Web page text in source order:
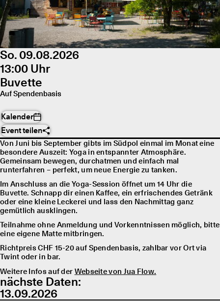
So. 09.08.2026
13:00 Uhr
Buvette
Auf Spendenbasis
Kalender
Event teilen
Von Juni bis September gibts im Südpol einmal im Monat eine
besondere Auszeit: Yoga in entspannter Atmosphäre.
Gemeinsam bewegen, durchatmen und einfach mal
runterfahren – perfekt, um neue Energie zu tanken.
Im Anschluss an die Yoga-Session öffnet um 14 Uhr die
Buvette. Schnapp dir einen Kaffee, ein erfrischendes Getränk
oder eine kleine Leckerei und lass den Nachmittag ganz
gemütlich ausklingen.
Teilnahme ohne Anmeldung und Vorkenntnissen möglich, bitte
eine eigene Matte mitbringen.
Richtpreis CHF 15-20 auf Spendenbasis, zahlbar vor Ort via
Twint oder in bar.
Weitere Infos auf der Webseite von Jua Flow.
nächste Daten:
13.09.2026